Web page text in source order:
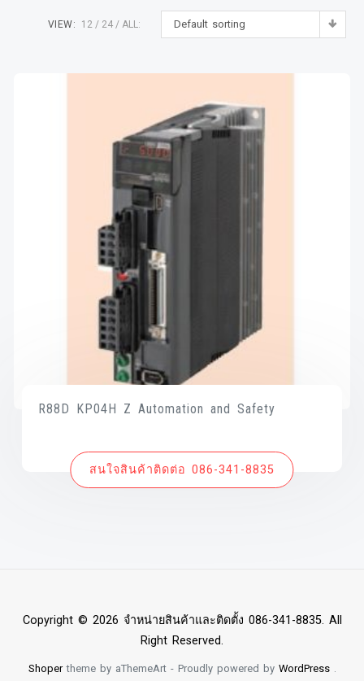
Default sorting
VIEW: 12 24 ALL:
R88D KP04H Z Automation and Safety
สนใจสินค้าติดต่อ 086-341-8835
Copyright © 2026 จำหน่ายสินค้าและติดตั้ง 086-341-8835. All
Right Reserved.
Shopertheme by aThemeArt - Proudly powered by WordPress.